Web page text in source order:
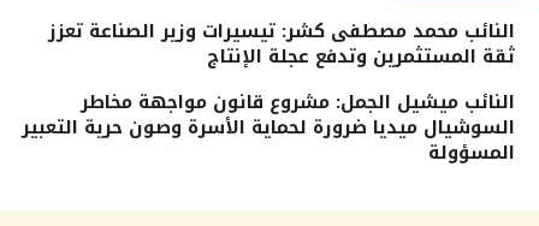
النائب محمد مصطفى كشر: تيسيرات وزير الصناعة تعزز
ثقة المستثمرين وتدفع عجلة الإنتاج
النائب ميشيل الجمل: مشروع قانون مواجهة مخاطر
السوشيال ميديا ضرورة لحماية الأسرة وصون حرية التعبير
المسؤولة